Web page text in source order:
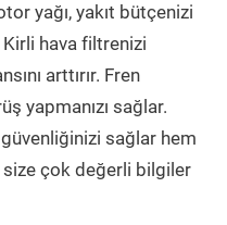
yağı, yakıt bütçenizi
Kirli hava filtrenizi
arttırır. Fren
yapmanızı sağlar.
sağlar hem
size çok değerli bilgiler